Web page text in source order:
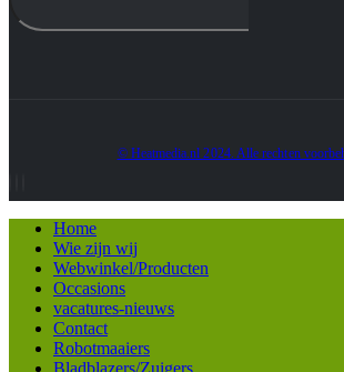
© Heatmedia.nl 2024. Alle rechten
Home
Wie zijn wij
Webwinkel/Producten
Occasions
vacatures-nieuws
Contact
Robotmaaiers